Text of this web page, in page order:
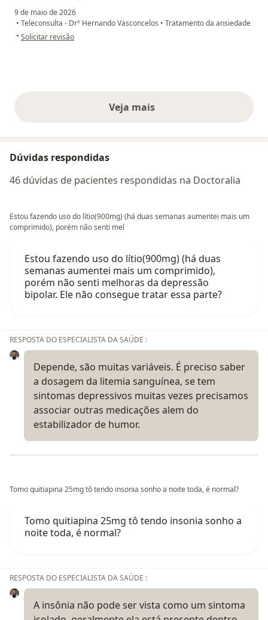
9 de maio de 2026
• Teleconsulta - Drº Hernando Vasconcelos • Tratamento da ansiedade
• na opinião do utilizador Jean Carlos de Deus
Solicitar revisão
Veja maisopiniões acima
Dúvidas respondidas
46 dúvidas de pacientes respondidas na Doctoralia
Estou fazendo uso do lítio(900mg) (há duas semanas aumentei mais um
comprimido), porém não senti mel
Estou fazendo uso do lítio(900mg) (há duas
semanas aumentei mais um comprimido),
porém não senti melhoras da depressão
bipolar. Ele não consegue tratar essa parte?
RESPOSTA DO ESPECIALISTA DA SAÚDE :
Depende, são muitas variáveis. É preciso saber
a dosagem da litemia sanguínea, se tem
sintomas depressivos muitas vezes precisamos
associar outras medicações alem do
estabilizador de humor.
Tomo quitiapina 25mg tô tendo insonia sonho a noite toda, é normal?
Tomo quitiapina 25mg tô tendo insonia sonho a
noite toda, é normal?
RESPOSTA DO ESPECIALISTA DA SAÚDE :
A insônia não pode ser vista como um sintoma